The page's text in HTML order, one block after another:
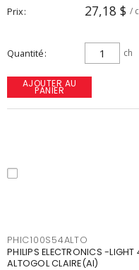
Prix 27,18 $ /
Quantité ch
AJOUTER AU
PANIER
PHIC100S54ALTO
PHILIPS ELECTRONICS -
ALTOGOL CLAIRE(AI)